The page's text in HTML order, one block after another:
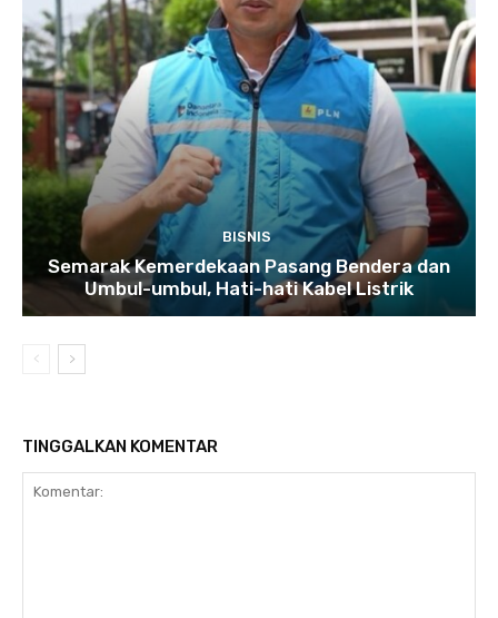
BISNIS
Semarak Kemerdekaan Pasang Bendera dan
Umbul-umbul, Hati-hati Kabel Listrik
TINGGALKAN KOMENTAR